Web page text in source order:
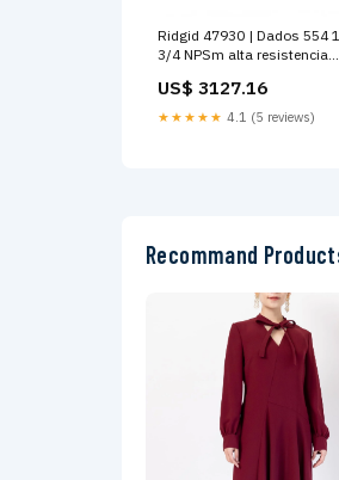
Ridgid 47930 | Dados 554
3/4 NPSm alta resistencia
US$ 3127.16
★★★★★ 4.1 (5 reviews)
Recommand